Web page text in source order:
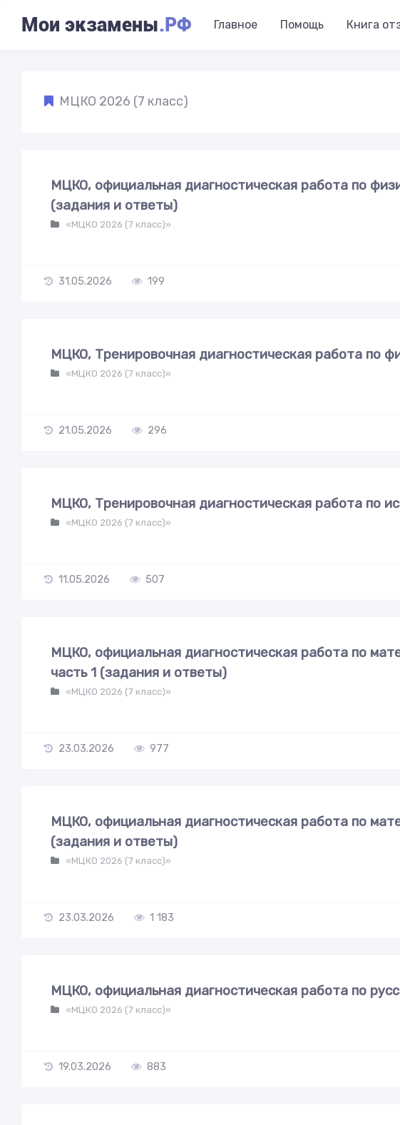
Мои экзамены.РФ Главное Помощь Книга
МЦКО 2026 (7 класс)
МЦКО, официальная диагностическая работа по
(задания и ответы)
«МЦКО 2026 (7 класс)»
31.05.2026 199
МЦКО, Тренировочная диагностическая работа по
«МЦКО 2026 (7 класс)»
21.05.2026 296
МЦКО, Тренировочная диагностическая работа по
«МЦКО 2026 (7 класс)»
11.05.2026 507
МЦКО, официальная диагностическая работа по
часть 1 (задания и ответы)
«МЦКО 2026 (7 класс)»
23.03.2026 977
МЦКО, официальная диагностическая работа по
(задания и ответы)
«МЦКО 2026 (7 класс)»
23.03.2026 1 183
МЦКО, официальная диагностическая работа по
«МЦКО 2026 (7 класс)»
19.03.2026 883